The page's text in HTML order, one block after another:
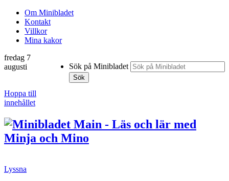
Om Minibladet
Kontakt
Villkor
Mina kakor
Sök på Minibladet
Sök
fredag 7
augusti
Hoppa till
innehållet
Lyssna